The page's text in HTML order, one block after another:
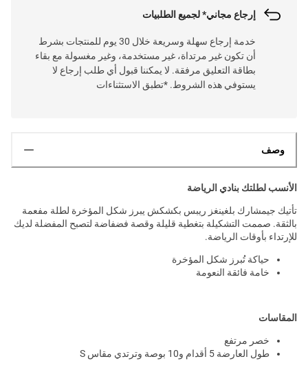
إرجاع مجاني* لجميع الطلبيات
خدمة إرجاع سهلة وسريعة خلال 30 يوم للمنتجات بشرط
أن تكون غير مرتداة، غير مستخدمة، وغير مغسولة مع بقاء
بطاقة التعليق مرفقة. لا يمكننا قبول أي طلب إرجاع لا
يستوفي هذه الشروط. *تطبق الاستثناءات
وصف
الأنسب لطلتك بنادي الرياضة
تأتيك جيمشارك بلغينغز ريبس بكشكش يبرز شكل المؤخرة لطلة مفعمة
بالثقة. صممت التشكيلة بتغطية قليلة وقصة فضفاضة لتصبح المفضلة لديك
للإرتداء بأوقات الرياضة.
حياكة تُبرز شكل المؤخرة
خامة فائقة النعومة
المقاسات
خصر مرتفع
طول العارضة 5 أقدام و10 بوصة وترتدي مقاس S